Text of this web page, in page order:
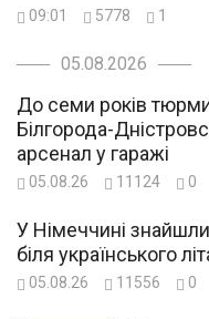
09:01 5778 1
05.08.2026
До семи років
Білгорода-
арсенал у гаражі
05.08.26 11124 0
У Німеччині
біля українського
05.08.26 11556 0